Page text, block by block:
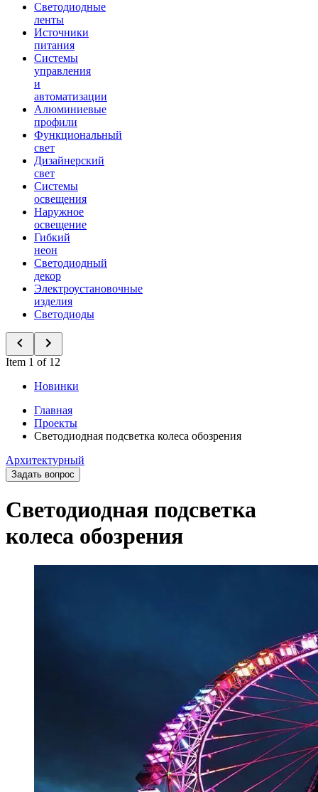
Светодиодные
ленты
Источники
питания
Системы
управления
и
автоматизации
Алюминиевые
профили
Функциональный
свет
Дизайнерский
свет
Системы
освещения
Наружное
освещение
Гибкий
неон
Светодиодный
декор
Электроустановочные
изделия
Светодиоды
Item 1 of 12
Новинки
Главная
Проекты
Светодиодная подсветка колеса обозрения
Архитектурный
Задать вопрос
Светодиодная подсветка
колеса обозрения